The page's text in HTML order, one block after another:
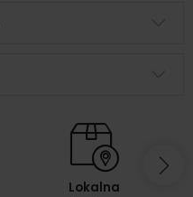
Lokalna